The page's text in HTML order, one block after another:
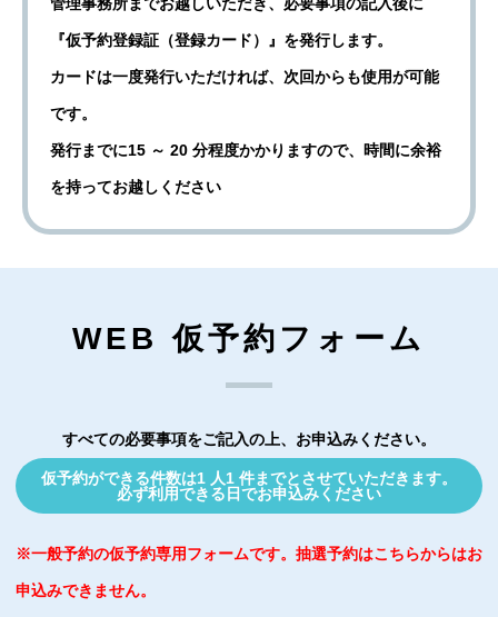
管理事務所までお越しいただき、必要事項の記入後に
『仮予約登録証（登録カード）』を発行します。
カードは一度発行いただければ、次回からも使用が可能
です。
発行までに15 ～ 20 分程度かかりますので、時間に余裕
を持ってお越しください
WEB 仮予約フォーム
すべての必要事項をご記入の上、お申込みください。
仮予約ができる件数は1 人1 件までとさせていただきます。
必ず利用できる日でお申込みください
※一般予約の仮予約専用フォームです。抽選予約はこちらからはお
申込みできません。